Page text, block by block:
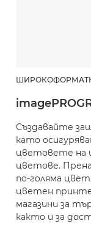
Създавайте
като
цветовете на
цветове.
по-голяма
цветен
магазини за
както и за